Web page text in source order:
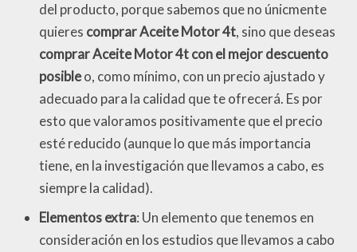
del producto, porque sabemos que no únicmente
quieres comprar Aceite Motor 4t, sino que deseas
comprar Aceite Motor 4t con el mejor descuento
posibleo, como mínimo, con un precio ajustado y
adecuado para la calidad que te ofrecerá. Es por
esto que valoramos positivamente que el precio
esté reducido (aunque lo que más importancia
tiene, en la investigación que llevamos a cabo, es
siempre la calidad).
Elementos extra: Un elemento que tenemos en
consideración en los estudios que llevamos a cabo